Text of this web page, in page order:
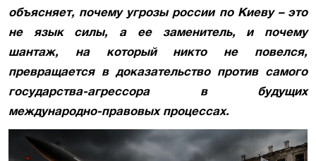
объясняет, почему угрозы россии по Киеву – это
не язык силы, а ее заменитель, и почему
шантаж, на который никто не повелся,
превращается в доказательство против самого
государства-агрессора в будущих
международно-правовых процессах.